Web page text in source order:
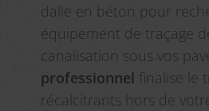
dalle en béton pour
équipement de traçage
canalisation sous vos
professionnel finalise le
récalcitrants hors de